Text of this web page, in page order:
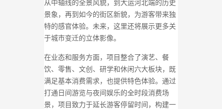
从中轴线的全景风貌，到大运河北端的历史
景象，再到如今的街区新貌，为游客带来独
特的感官体验。未来，这里还将展示更多关
于城市变迁的立体影像。
在业态和服务方面，项目整合了演艺、餐
饮、零售、文创、研学和休闲六大板块，既
满足基本消费需求，也提供特色体验。通过
打通日间游览与夜间娱乐的全时段消费场
景，项目致力于延长游客停留时间，构建一